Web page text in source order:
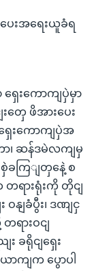
ပေးအရေးယူခံရ
ေးကောကျပှဲမှာ
တှေ ဖိအားပေး
ေးကောကျပှဲအ
၊ ဆန်ဒမဲလကျမှ
ခကြျတှနေဲ့ စ
တရားရုံးကို တိုငျ
ဝနျခံပွီး၊ ဒဏျငှ
ရားဝငျ
ခရိုငျရှေး
ာကျက ပွောပါ